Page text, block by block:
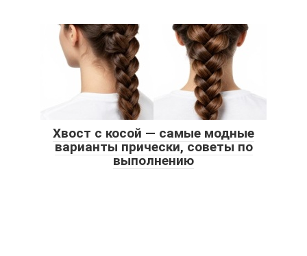
Хвост с косой — самые модные
варианты прически, советы по
выполнению